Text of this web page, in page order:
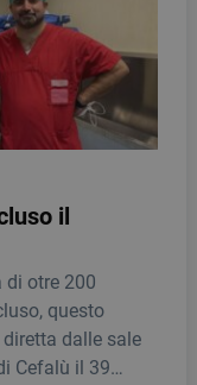
il
di otre 200
questo
diretta dalle sale
Cefalù il 39